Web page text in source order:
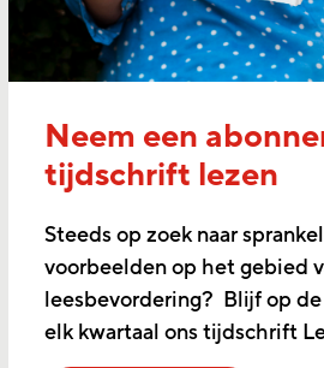
Neem een
tijdschrift lezen
Steeds op zoek naar
voorbeelden op het gebied
leesbevordering? Blijf op
elk kwartaal ons tijdschrift